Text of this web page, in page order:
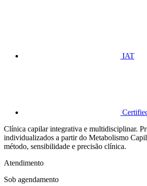
IAT
Clínica capilar integrativa e multidisciplinar.
individualizados a partir do Metabolismo
método, sensibilidade e precisão clínica.
Atendimento
Sob agendamento